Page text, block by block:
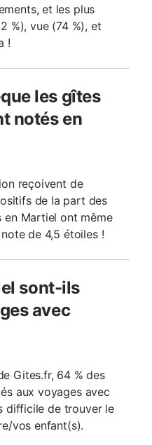
et les plus
%), vue (74 %), et
!
les gîtes
notés en
reçoivent de
de la part des
en Martiel ont même
de 4,5 étoiles !
sont-ils
avec
Gites.fr, 64 % des
aux voyages avec
difficile de trouver le
vos enfant(s).